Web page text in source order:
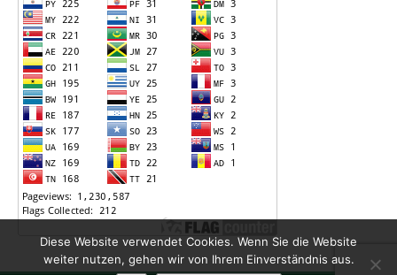
Diese Website verwendet Cookies. Wenn Sie die Website
weiter nutzen, gehen wir von Ihrem Einverständnis aus.